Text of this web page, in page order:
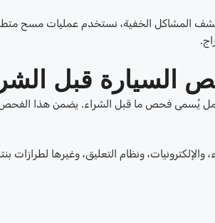
المشاكل الخفية، نستخدم عمليات مسح
السيارة قبل
يُسمى فحص ما قبل الشراء. يضمن هذا الفحص
ونظام التعليق، وغيرها لطرازات